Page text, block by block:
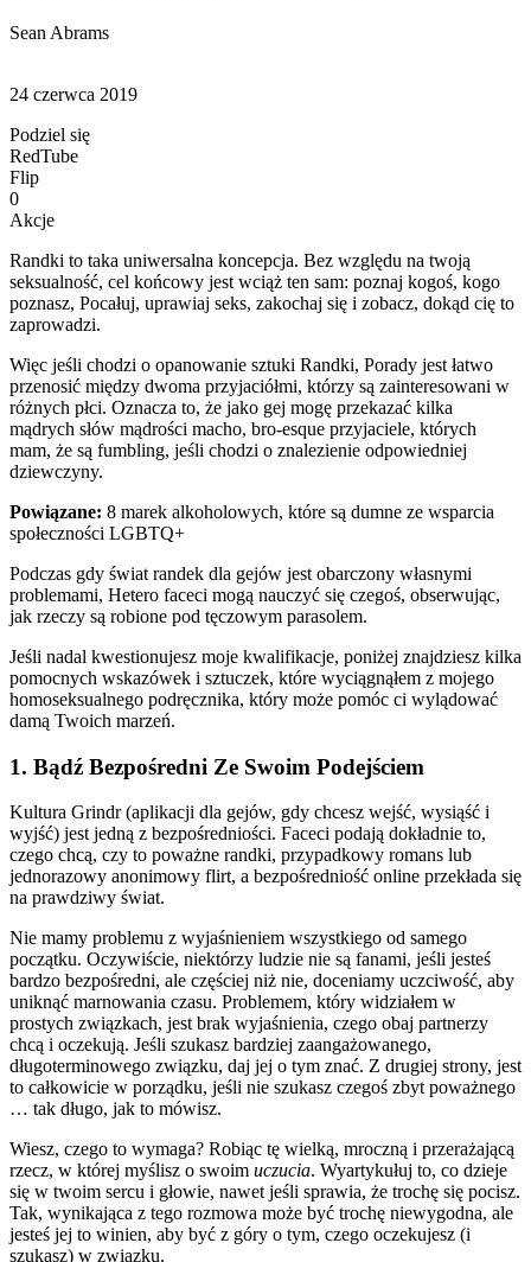
Sean Abrams
24 czerwca 2019
Podziel się
RedTube
Flip
0
Akcje
Randki to taka uniwersalna koncepcja. Bez względu na twoją
seksualność, cel końcowy jest wciąż ten sam: poznaj kogoś, kogo
poznasz, Pocałuj, uprawiaj seks, zakochaj się i zobacz, dokąd cię to
zaprowadzi.
Więc jeśli chodzi o opanowanie sztuki Randki, Porady jest łatwo
przenosić między dwoma przyjaciółmi, którzy są zainteresowani w
różnych płci. Oznacza to, że jako gej mogę przekazać kilka
mądrych słów mądrości macho, bro-esque przyjaciele, których
mam, że są fumbling, jeśli chodzi o znalezienie odpowiedniej
dziewczyny.
Powiązane: 8 marek alkoholowych, które są dumne ze wsparcia
społeczności LGBTQ+
Podczas gdy świat randek dla gejów jest obarczony własnymi
problemami, Hetero faceci mogą nauczyć się czegoś, obserwując,
jak rzeczy są robione pod tęczowym parasolem.
Jeśli nadal kwestionujesz moje kwalifikacje, poniżej znajdziesz kilka
pomocnych wskazówek i sztuczek, które wyciągnąłem z mojego
homoseksualnego podręcznika, który może pomóc ci wylądować
damą Twoich marzeń.
1. Bądź Bezpośredni Ze Swoim Podejściem
Kultura Grindr (aplikacji dla gejów, gdy chcesz wejść, wysiąść i
wyjść) jest jedną z bezpośredniości. Faceci podają dokładnie to,
czego chcą, czy to poważne randki, przypadkowy romans lub
jednorazowy anonimowy flirt, a bezpośredniość online przekłada się
na prawdziwy świat.
Nie mamy problemu z wyjaśnieniem wszystkiego od samego
początku. Oczywiście, niektórzy ludzie nie są fanami, jeśli jesteś
bardzo bezpośredni, ale częściej niż nie, doceniamy uczciwość, aby
uniknąć marnowania czasu. Problemem, który widziałem w
prostych związkach, jest brak wyjaśnienia, czego obaj partnerzy
chcą i oczekują. Jeśli szukasz bardziej zaangażowanego,
długoterminowego związku, daj jej o tym znać. Z drugiej strony, jest
to całkowicie w porządku, jeśli nie szukasz czegoś zbyt poważnego
… tak długo, jak to mówisz.
Wiesz, czego to wymaga? Robiąc tę wielką, mroczną i przerażającą
rzecz, w której myślisz o swoim uczucia. Wyartykułuj to, co dzieje
się w twoim sercu i głowie, nawet jeśli sprawia, że trochę się pocisz.
Tak, wynikająca z tego rozmowa może być trochę niewygodna, ale
jesteś jej to winien, aby być z góry o tym, czego oczekujesz (i
szukasz) w związku.